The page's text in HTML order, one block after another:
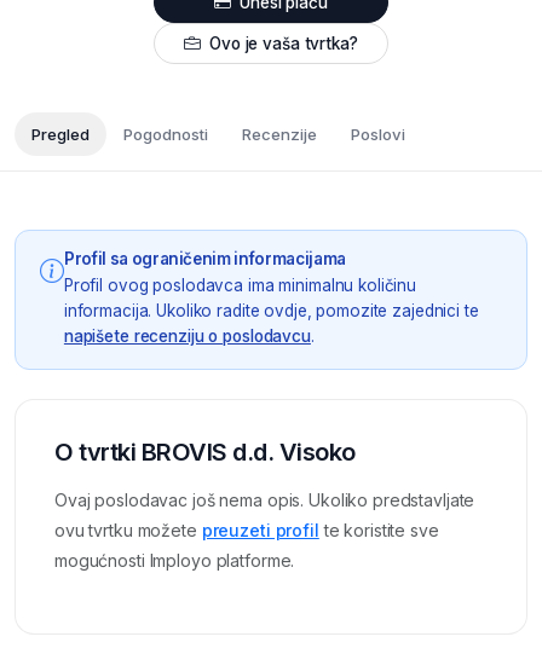
Ovo je vaša tvrtka?
Pregled Pogodnosti Recenzije Poslovi
Profil sa ograničenim informacijama
Profil ovog poslodavca ima minimalnu količinu
informacija. Ukoliko radite ovdje, pomozite zajednici te
napišete recenziju o poslodavcu.
O tvrtki BROVIS d.d. Visoko
Ovaj poslodavac još nema opis. Ukoliko predstavljate
ovu tvrtku možete preuzeti profil te koristite sve
mogućnosti Imployo platforme.